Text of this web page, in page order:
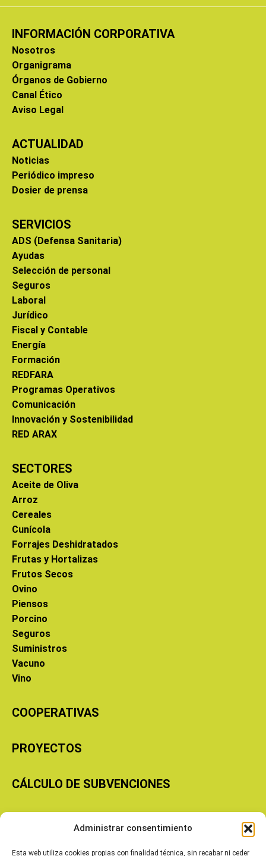
Administrar consentimiento
Esta web utiliza cookies propias con finalidad técnica, sin recabar ni ceder
INFORMACIÓN CORPORATIVA
Nosotros
Organigrama
Órganos de Gobierno
Canal Ético
Aviso Legal
ACTUALIDAD
Noticias
Periódico impreso
Dosier de prensa
SERVICIOS
ADS (Defensa Sanitaria)
Ayudas
Selección de personal
Seguros
Laboral
Jurídico
Fiscal y Contable
Energía
Formación
REDFARA
Programas Operativos
Comunicación
Innovación y Sostenibilidad
RED ARAX
SECTORES
Aceite de Oliva
Arroz
Cereales
Cunícola
Forrajes Deshidratados
Frutas y Hortalizas
Frutos Secos
Ovino
Piensos
Porcino
Seguros
Suministros
Vacuno
Vino
COOPERATIVAS
PROYECTOS
CÁLCULO DE SUBVENCIONES